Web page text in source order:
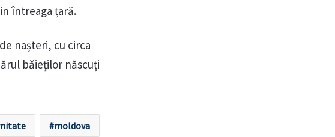
întreaga țară.
nașteri, cu circa
băieților născuți
moldova